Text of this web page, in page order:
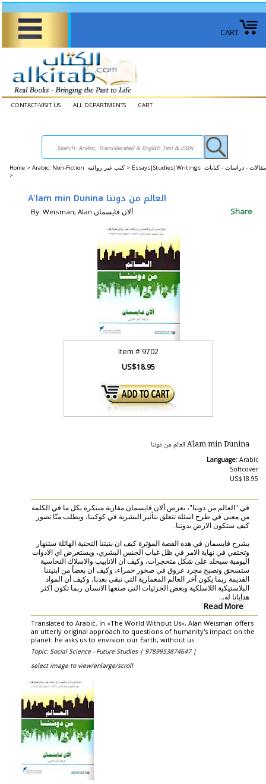
CART
CONTACT-VISIT US ALL DEPARTMENTS CART
Home > Arabic: Non-Fiction كتب غير روائية > Essays|Studies|Writings مقالات - دراسات - كتابات
>
A'lam min Dunina العالم من دوننا
By: Weisman, Alan ألان فايسمان Share
Item # 9702
US$18.95
A'lam min Dunina العالم من دوننا
Language: Arabic
Softcover
US$18.95
في "العالم من دوننا"، يعرض ألان فايسمان مقاربة مبتكرة بكل ما في الكلمة
من معنى في طرح اسئلة تتعلق بتأثير البشرية في كوكبنا، ويطلب منّا تصور
كيف ستكون الارض بدوننا.
يشرح فايسمان في هذه القصة المؤثرة كيف ان بنيتنا التحتية الهائلة ستنهار
وتختفي في نهاية الامر في ظل غياب الجنس البشري، ويستعرض اي الادوات
اليومية سيخلد على شكل متحجرات، وكيف ان الانابيب والاسلاك النحاسية
ستسحق وتصبح مجرد عروق في صخور حمراء، وكيف ان بعضاً من ابنيتنا
القديمة ربما يكون آخر العالم المعمارية التي تبقى بعدنا، وكيف أن المواد
البلاستيكية اللاسلكية وبعض الجزئيات التي صنعها الانسان ربما تكون اكثر
هدايانا له...
Read More
Translated to Arabic. In «The World Without Us», Alan Weisman offers
an utterly original approach to questions of humanity's impact on the
planet: he asks us to envision our Earth, without us.
Topic: Social Science - Future Studies | 9789953874647 |
select image to view/enlarge/scroll